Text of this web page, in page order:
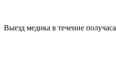
Выезд медика в течение получаса